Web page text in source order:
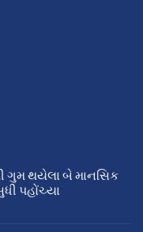
ગુમ થયેલા બે માનસિક
પહોંચ્યા